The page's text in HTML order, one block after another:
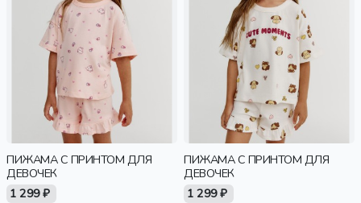
ПИЖАМА С ПРИНТОМ ДЛЯ
ДЕВОЧЕК
1 299 ₽
ПИЖАМА С ПРИНТОМ ДЛЯ
ДЕВОЧЕК
1 299 ₽